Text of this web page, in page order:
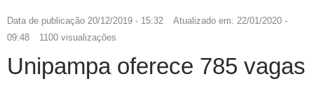
Data de publicação 20/12/2019 - 15:32 Atualizado em: 22/01/2020 -
09:48
1100 visualizações
Unipampa oferece 785 vagas